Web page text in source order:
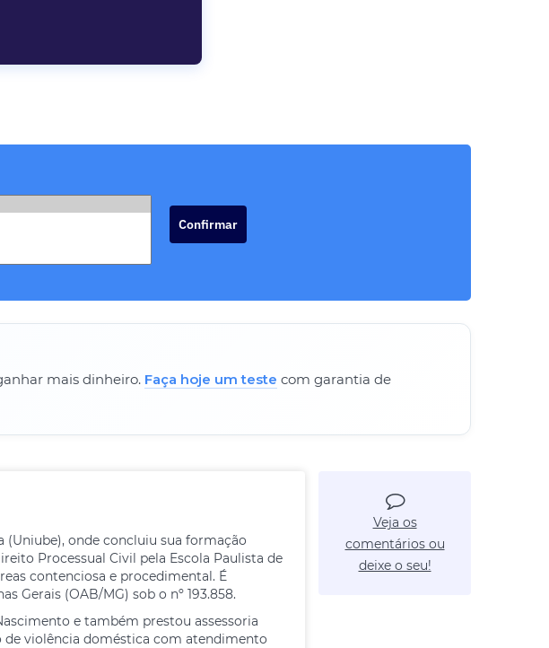
Confirmar
mais dinheiro. Faça hoje um teste com garantia de
(Uniube), onde concluiu sua formação
Processual Civil pela Escola Paulista de
contenciosa e procedimental. É
Gerais (OAB/MG) sob o nº 193.858.
e também prestou assessoria
violência doméstica com atendimento
Veja os
comentários ou
deixe o seu!